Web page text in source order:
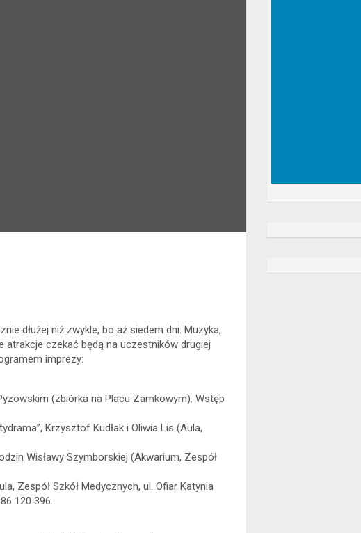
dłużej niż zwykle, bo aż siedem dni. Muzyka,
atrakcje czekać będą na uczestników drugiej
imprezy:
(zbiórka na Placu Zamkowym). Wstęp
Krzysztof Kudłak i Oliwia Lis (Aula,
Wisławy Szymborskiej (Akwarium, Zespół
Zespół Szkół Medycznych, ul. Ofiar Katynia
120 396.